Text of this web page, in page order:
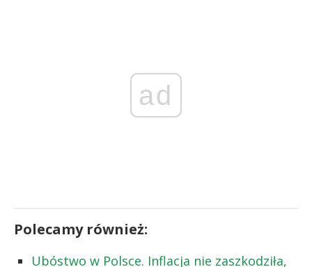
ad
Polecamy również:
Ubóstwo w Polsce. Inflacja nie zaszkodziła,